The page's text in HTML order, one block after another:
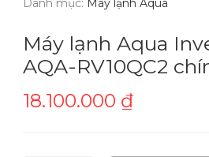
Danh mục: Máy lạnh Aqua
Máy lạnh Aqua
AQA-RV10QC2
18.100.000 ₫